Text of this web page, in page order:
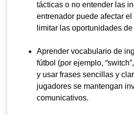
tácticas o no entender las
entrenador puede afectar
limitar las oportunidades
Aprender vocabulario de
fútbol (por ejemplo, “switch”,
y usar frases sencillas y
jugadores se mantengan
comunicativos.